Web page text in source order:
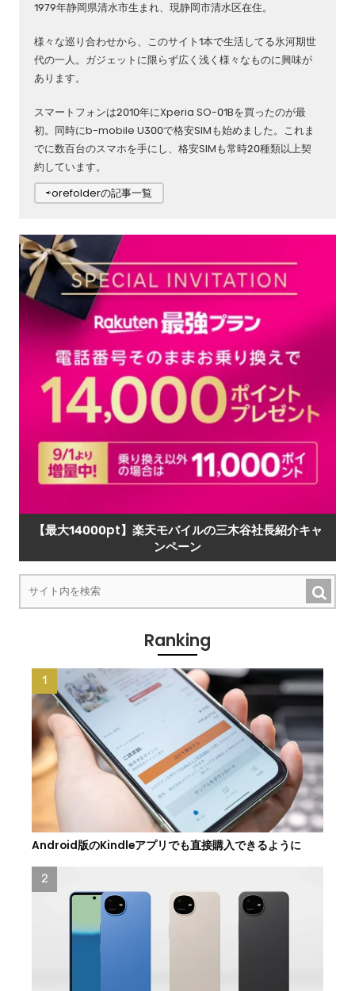
1979年静岡県清水市生まれ、現静岡市清水区在住。
様々な巡り合わせから、このサイト1本で生活してる氷河期世
代の一人。ガジェットに限らず広く浅く様々なものに興味が
あります。
スマートフォンは2010年にXperia SO-01Bを買ったのが最
初。同時にb-mobile U300で格安SIMも始めました。これま
でに数百台のスマホを手にし、格安SIMも常時20種類以上契
約しています。
⇨orefolderの記事一覧
【最大14000pt】楽天モバイルの三木谷社長紹介キャ
ンペーン
Ranking
Android版のKindleアプリでも直接購入できるように